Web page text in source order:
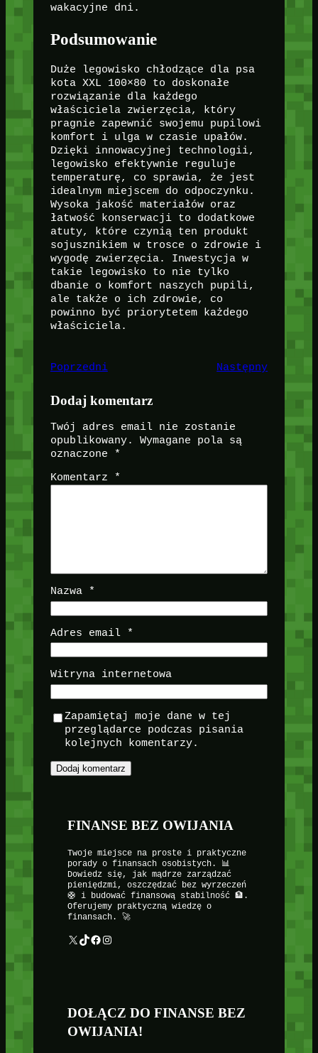
wakacyjne dni.
Podsumowanie
Duże legowisko chłodzące dla psa
kota XXL 100×80 to doskonałe
rozwiązanie dla każdego
właściciela zwierzęcia, który
pragnie zapewnić swojemu pupilowi
komfort i ulga w czasie upałów.
Dzięki innowacyjnej technologii,
legowisko efektywnie reguluje
temperaturę, co sprawia, że jest
idealnym miejscem do odpoczynku.
Wysoka jakość materiałów oraz
łatwość konserwacji to dodatkowe
atuty, które czynią ten produkt
sojusznikiem w trosce o zdrowie i
wygodę zwierzęcia. Inwestycja w
takie legowisko to nie tylko
dbanie o komfort naszych pupili,
ale także o ich zdrowie, co
powinno być priorytetem każdego
właściciela.
Poprzedni Następny
Dodaj komentarz
Twój adres email nie zostanie
opublikowany.
Wymagane pola są
oznaczone
*
Komentarz *
Nazwa *
Adres email *
Witryna internetowa
Zapamiętaj moje dane w tej
przeglądarce podczas pisania
kolejnych komentarzy.
FINANSE BEZ OWIJANIA
Twoje miejsce na proste i praktyczne
porady o finansach osobistych. 📊
Dowiedz się, jak mądrze zarządzać
pieniędzmi, oszczędzać bez wyrzeczeń
🛟 i budować finansową stabilność 🏦.
Oferujemy praktyczną wiedzę o
finansach. 🚀
X TikTok Facebook Instagram
DOŁĄCZ DO FINANSE BEZ
OWIJANIA!